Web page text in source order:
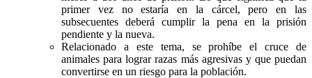
primer vez no estaría en la cárcel, pero en las
subsecuentes deberá cumplir la pena en la prisión
pendiente y la nueva.
Relacionado a este tema, se prohíbe el cruce de
animales para lograr razas más agresivas y que puedan
convertirse en un riesgo para la población.